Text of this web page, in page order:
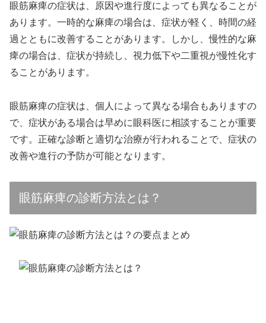
眼筋麻痺の症状は、原因や進行度によっても異なることが
あります。一時的な麻痺の場合は、症状が軽く、時間の経
過とともに改善することがあります。しかし、慢性的な麻
痺の場合は、症状が持続し、視力低下や二重視が慢性化す
ることがあります。
眼筋麻痺の症状は、個人によって異なる場合もありますの
で、症状がある場合は早めに眼科医に相談することが重要
です。正確な診断と適切な治療が行われることで、症状の
改善や進行の予防が可能となります。
眼筋麻痺の診断方法とは？